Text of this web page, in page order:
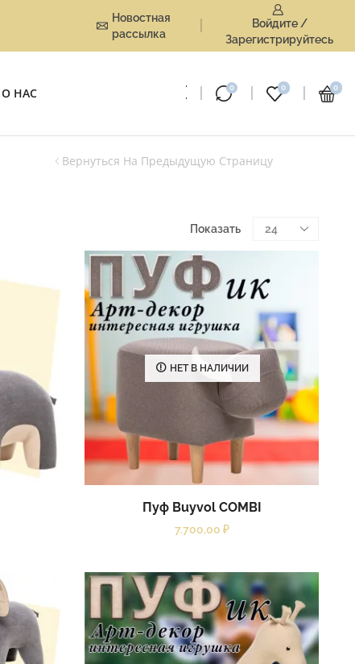
Новостная
рассылка
Войдите /
Зарегистрируйтесь
О НАС 0 0 0
Вернуться На Предыдущую Страницу
Показать
НЕТ В НАЛИЧИИ
Пуф Buyvol COMBI
7.700,00 ₽